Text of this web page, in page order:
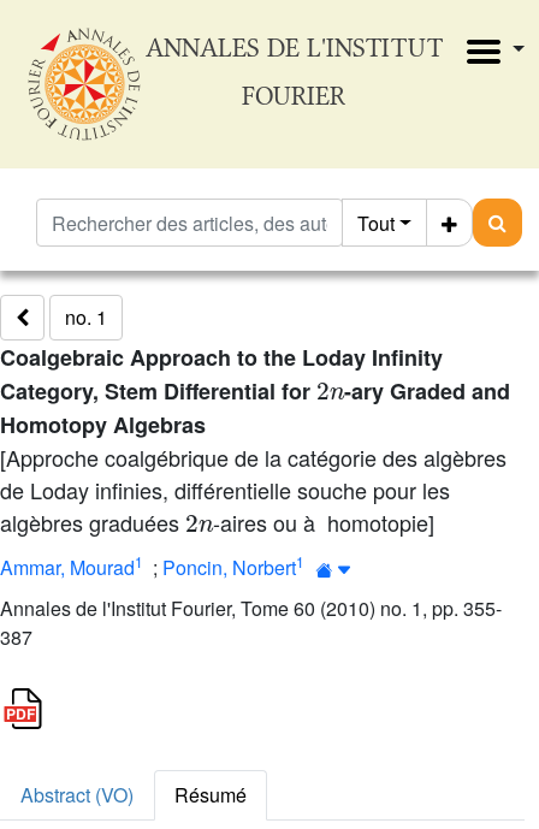
ANNALES DE L'INSTITUT
FOURIER
Tout
no. 1
Coalgebraic Approach to the Loday Infinity
Category, Stem Differential for
2n
-ary Graded and
Homotopy Algebras
[Approche coalgébrique de la catégorie des algèbres
de Loday infinies, différentielle souche pour les
algèbres graduées 2n-aires ou à homotopie]
Ammar, Mourad1 ; Poncin, Norbert1
Annales de l'Institut Fourier, Tome 60 (2010) no. 1, pp. 355-
387
Abstract (VO)
Résumé